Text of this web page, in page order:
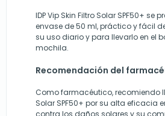
IDP Vip Skin Filtro Solar SPF50+ se
envase de 50 ml, práctico y fácil
su uso diario y para llevarlo en el
mochila.
Recomendación del
Como farmacéutico, recomiendo
Solar SPF50+ por su alta eficacia
contra los daños solares y su